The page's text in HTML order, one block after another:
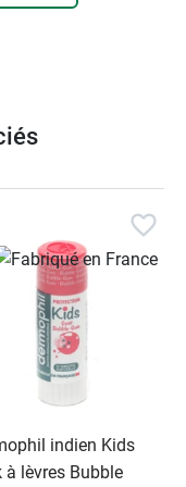
indien Kids
à lèvres Bubble